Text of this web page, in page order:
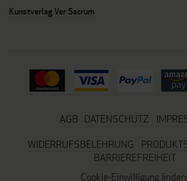
Kunstverlag Ver Sacrum
AGB DATENSCHUTZ
WIDERRUFSBELEHRUNG
BARRIEREFREIHEIT
Cookie-Einwilligung